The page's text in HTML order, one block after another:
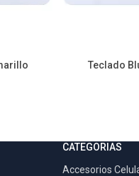
Teclado
CATEGORIAS
Accesorios